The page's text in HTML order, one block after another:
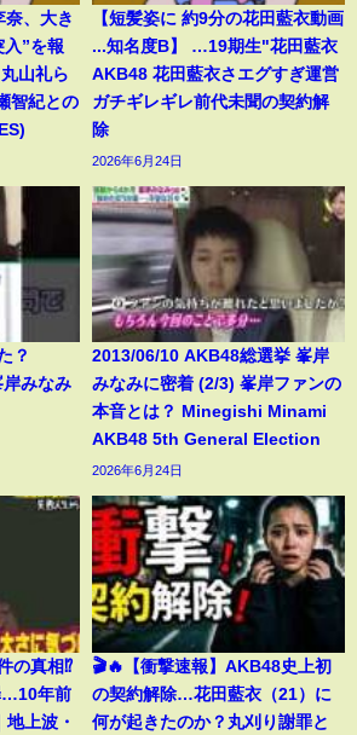
奈、大き
”を報
山礼ら
智紀との
【短髪姿に 約9分の花田藍衣動画
...知名度B】 …19期生"花田藍衣
AKB48 花田藍衣さエグすぎ運営
ガチギレギレ前代未聞の契約解
除
2026年6月24日
？
みなみ
2013/06/10 AKB48総選挙 峯岸
みなみに密着 (2/3) 峯岸ファンの
本音とは？ Minegishi Minami
AKB48 5th General Election
2026年6月24日
の真相⁉️
…10年前
地上波・
🎬🔥【衝撃速報】AKB48史上初
の契約解除…花田藍衣（21）に
何が起きたのか？丸刈り謝罪と